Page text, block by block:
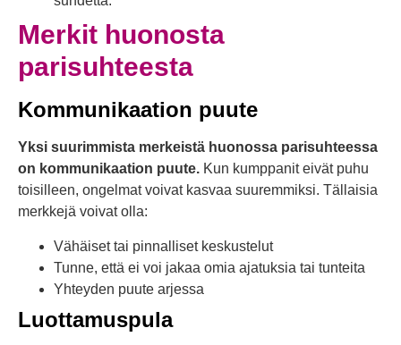
Merkit huonosta
parisuhteesta
Kommunikaation puute
Yksi suurimmista merkeistä huonossa parisuhteessa
on kommunikaation puute. Kun kumppanit eivät puhu
toisilleen, ongelmat voivat kasvaa suuremmiksi. Tällaisia
merkkejä voivat olla:
Vähäiset tai pinnalliset keskustelut
Tunne, että ei voi jakaa omia ajatuksia tai tunteita
Yhteyden puute arjessa
Luottamuspula